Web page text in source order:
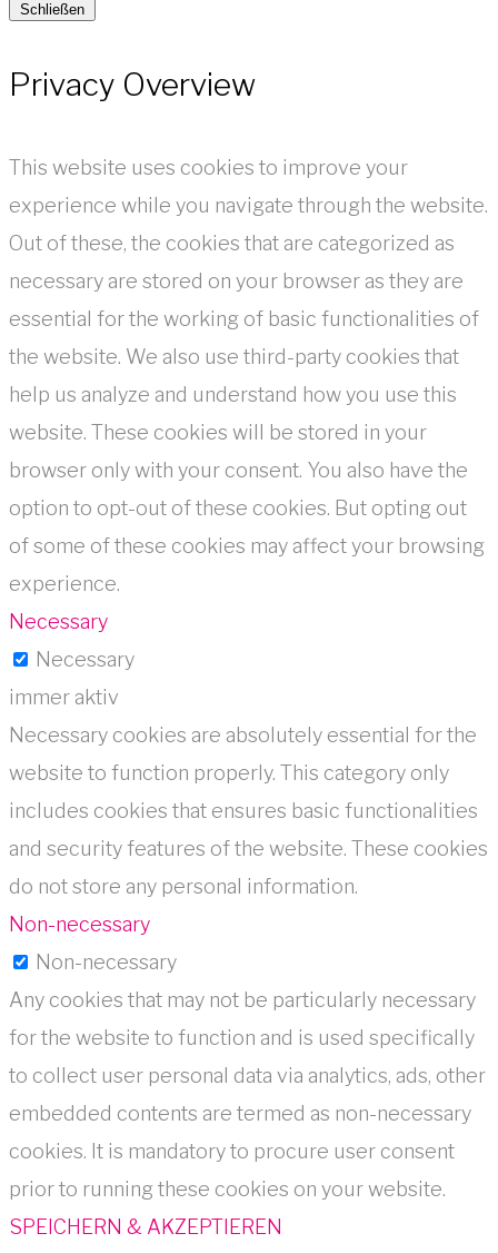
Schließen
Privacy Overview
This website uses cookies to improve your
experience while you navigate through the website.
Out of these, the cookies that are categorized as
necessary are stored on your browser as they are
essential for the working of basic functionalities of
the website. We also use third-party cookies that
help us analyze and understand how you use this
website. These cookies will be stored in your
browser only with your consent. You also have the
option to opt-out of these cookies. But opting out
of some of these cookies may affect your browsing
experience.
Necessary
Necessary
immer aktiv
Necessary cookies are absolutely essential for the
website to function properly. This category only
includes cookies that ensures basic functionalities
and security features of the website. These cookies
do not store any personal information.
Non-necessary
Non-necessary
Any cookies that may not be particularly necessary
for the website to function and is used specifically
to collect user personal data via analytics, ads, other
embedded contents are termed as non-necessary
cookies. It is mandatory to procure user consent
prior to running these cookies on your website.
SPEICHERN & AKZEPTIEREN